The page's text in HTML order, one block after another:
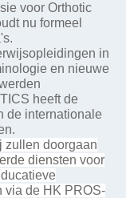
voor Orthotic
nu formeel
in
en nieuwe
heeft de
de internationale
zullen doorgaan
diensten voor
via de HK PROS-